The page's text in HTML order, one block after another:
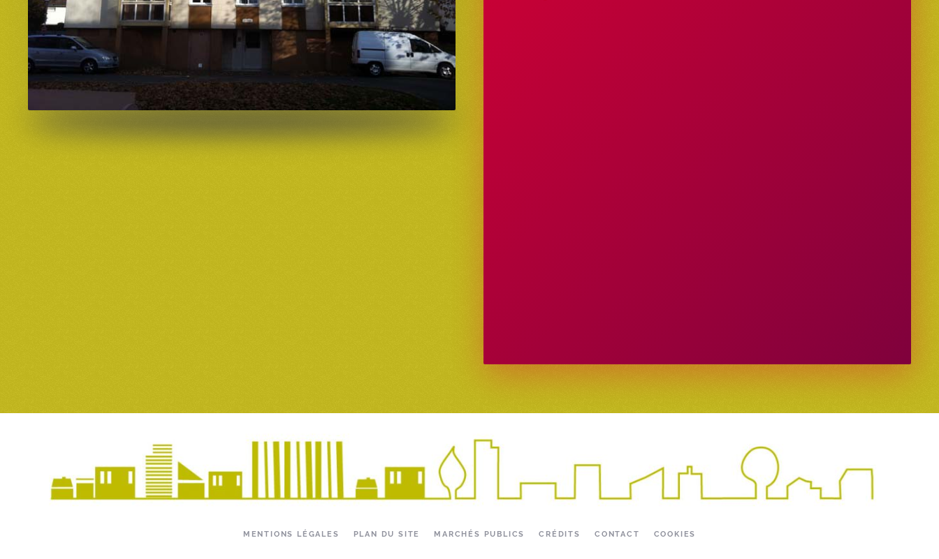
MENTIONS LÉGALES PLAN DU SITE MARCHÉS PUBLICS CRÉDITS CONTACT COOKIES